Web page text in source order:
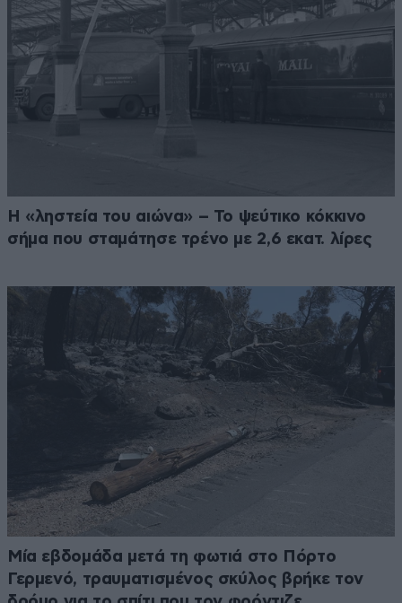
Η «ληστεία του αιώνα» – Το ψεύτικο κόκκινο
σήμα που σταμάτησε τρένο με 2,6 εκατ. λίρες
Μία εβδομάδα μετά τη φωτιά στο Πόρτο
Γερμενό, τραυματισμένος σκύλος βρήκε τον